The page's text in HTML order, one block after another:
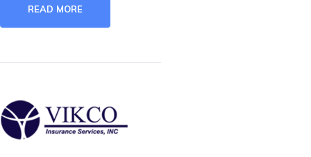
READ MORE